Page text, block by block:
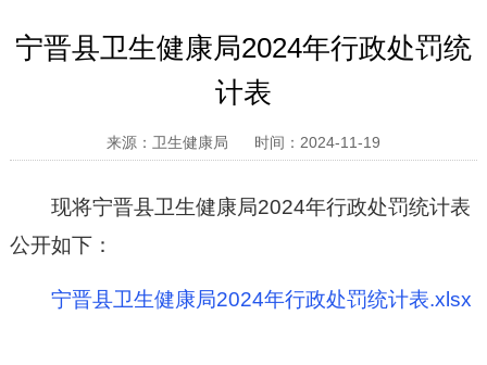
宁晋县卫生健康局2024年行政处罚统
计表
来源：卫生健康局 时间：2024-11-19
现将宁晋县卫生健康局2024年行政处罚统计表
公开如下：
宁晋县卫生健康局2024年行政处罚统计表.xlsx